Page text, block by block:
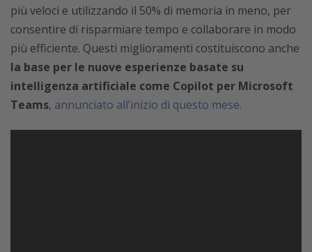
più veloci e utilizzando il 50% di memoria in meno, per
consentire di risparmiare tempo e collaborare in modo
più efficiente. Questi miglioramenti costituiscono anche
la base per le nuove esperienze basate su
intelligenza artificiale come Copilot per Microsoft
Teams, annunciato all’inizio di questo mese.